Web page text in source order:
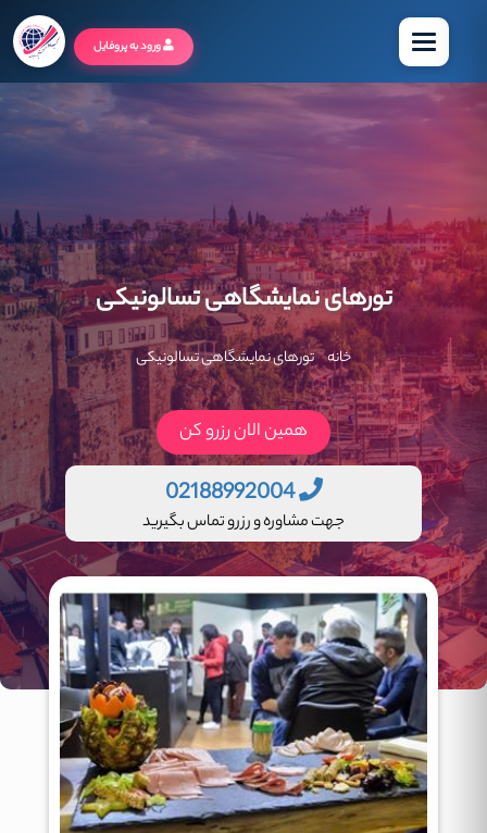
منو ورود به پروفایل
تورهای نمایشگاهی تسالونیکی
خانه تورهای نمایشگاهی تسالونیکی
همین الان رزرو کن
02188992004
جهت مشاوره و رزرو تماس بگیرید